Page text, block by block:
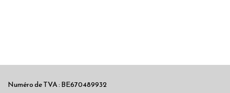
Numéro de TVA : BE670489932